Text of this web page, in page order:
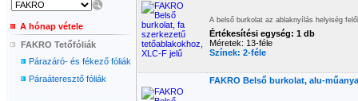
A hónap vétele
FAKRO Tetőfóliák
Párazáró- és fékező fóliák
Páraáteresztő fóliák
A belső burkolat az ablaknyílás helyiség
Értékesítési egység: 1 db
Méretek: 13-féle
Színek: 2-féle
FAKRO Belső burkolat, alu-